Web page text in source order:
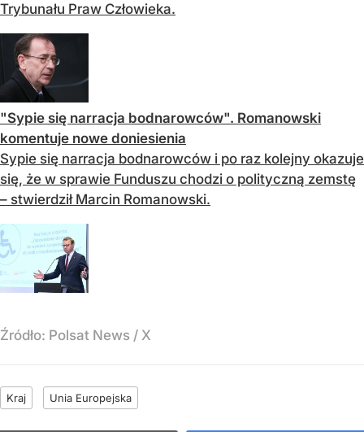
Trybunału Praw Człowieka.
"Sypie się narracja bodnarowców". Romanowski
komentuje nowe doniesienia
Sypie się narracja bodnarowców i po raz kolejny okazuje
się, że w sprawie Funduszu chodzi o polityczną zemstę
– stwierdził Marcin Romanowski.
Źródło: Polsat News / X
Kraj Unia Europejska